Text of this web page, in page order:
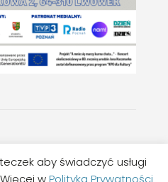
aby świadczyć usługi
wPolityka Prywatności